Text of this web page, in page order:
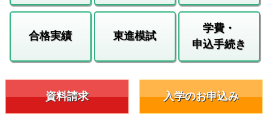
合格実績 東進模試
学費・
申込手続き
資料請求 入学のお申込み